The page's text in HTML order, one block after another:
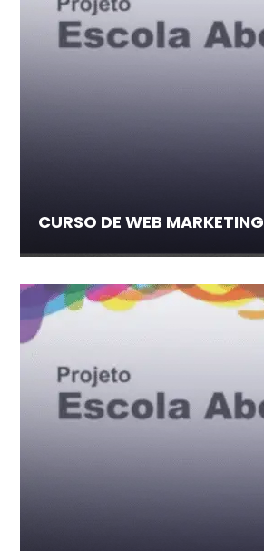
CURSO DE WEB MARKETING